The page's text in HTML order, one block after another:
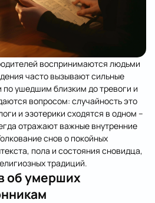
воспринимаются людьми
часто вызывают сильные
по ушедшим близким до тревоги и
вопросом: случайность это
и эзотерики сходятся в одном –
отражают важные внутренние
снов о покойных
пола и состояния сновидца,
традиций.
об умерших